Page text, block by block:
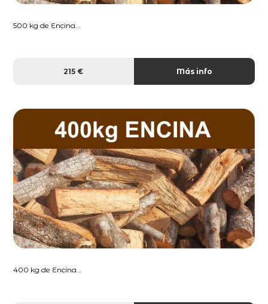
500 kg de Encina...
215 € Más info
400 kg de Encina...